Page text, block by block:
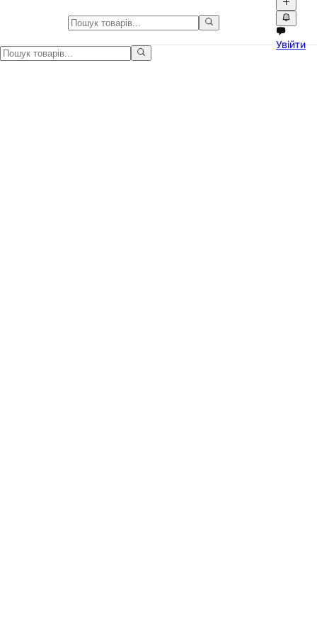
Іграшковий транспорт в Україні
Іграшковий транспорт в Україні на Npati. Оголошення про
Увійти